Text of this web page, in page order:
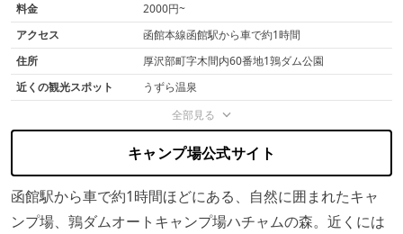
料金
2000円~
アクセス
函館本線函館駅から車で約1時間
住所
厚沢部町字木間内60番地1鶉ダム公園
近くの観光スポット
うずら温泉
全部見る
キャンプ場公式サイト
函館駅から車で約1時間ほどにある、自然に囲まれたキャ
ンプ場、鶉ダムオートキャンプ場ハチャムの森。近くには